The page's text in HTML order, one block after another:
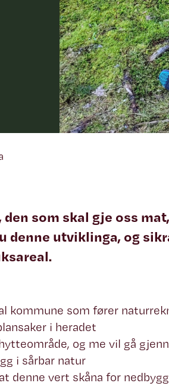
som skal gje oss
denne utviklinga, og
kommune som fører
i heradet
og me vil gå
i sårbar natur
denne vert skåna for